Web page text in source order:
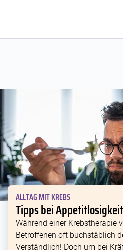
ALLTAG MIT KREBS
Tipps bei Appetitlosigkeit
Während einer Krebstherapie
Betroffenen oft buchstäblich
Verständlich! Doch um bei